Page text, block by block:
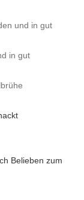
und in gut
in gut
Belieben zum